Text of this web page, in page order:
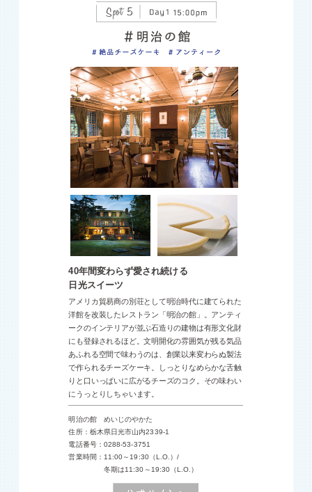
40年間変わらず愛され続ける
日光スイーツ
アメリカ貿易商の別荘として明治時代に建てられた
洋館を改装したレストラン「明治の館」。アンティ
ークのインテリアが並ぶ石造りの建物は有形文化財
にも登録されるほど。文明開化の雰囲気が残る気品
あふれる空間で味わうのは、創業以来変わらぬ製法
で作られるチーズケーキ。しっとりなめらかな舌触
りと口いっぱいに広がるチーズのコク。その味わい
にうっとりしちゃいます。
明治の館 めいじのやかた
住所：栃木県日光市山内2339-1
電話番号：0288-53-3751
営業時間：11:00～19:30（L.O.）/
冬期は11:30～19:30（L.O.）